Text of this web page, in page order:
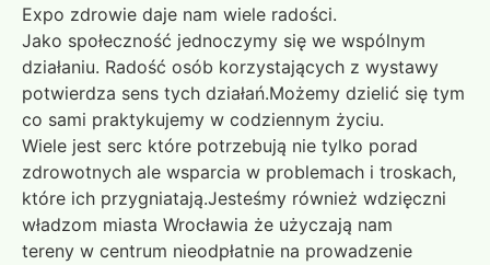
Expo zdrowie daje nam wiele radości.
Jako społeczność jednoczymy się we wspólnym
działaniu. Radość osób korzystających z wystawy
potwierdza sens tych działań.Możemy dzielić się tym
co sami praktykujemy w codziennym życiu.
Wiele jest serc które potrzebują nie tylko porad
zdrowotnych ale wsparcia w problemach i troskach,
które ich przygniatają.Jesteśmy również wdzięczni
władzom miasta Wrocławia że użyczają nam
tereny w centrum nieodpłatnie na prowadzenie